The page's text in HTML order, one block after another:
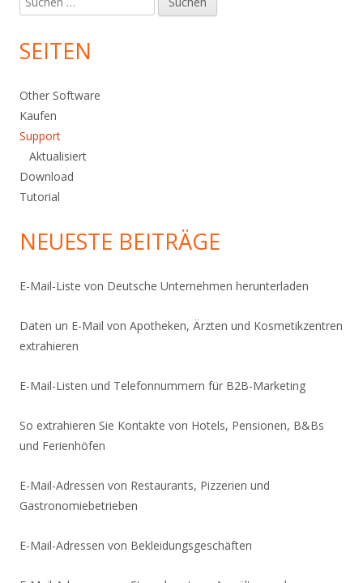
nach:
SEITEN
Other Software
Kaufen
Support
Aktualisiert
Download
Tutorial
NEUESTE BEITRÄGE
E-Mail-Liste von Deutsche Unternehmen herunterladen
Daten un E-Mail von Apotheken, Ärzten und Kosmetikzentren
extrahieren
E-Mail-Listen und Telefonnummern für B2B-Marketing
So extrahieren Sie Kontakte von Hotels, Pensionen, B&Bs
und Ferienhöfen
E-Mail-Adressen von Restaurants, Pizzerien und
Gastronomiebetrieben
E-Mail-Adressen von Bekleidungsgeschäften